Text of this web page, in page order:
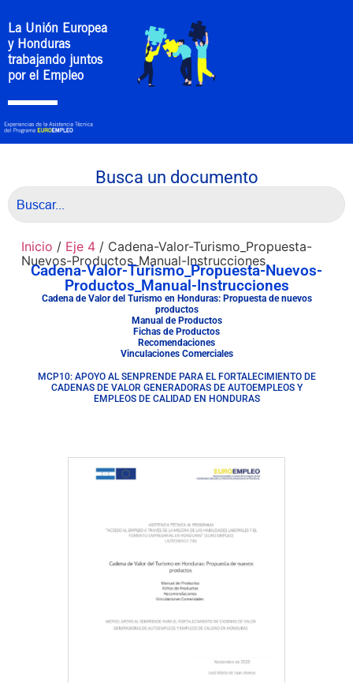
La Unión Europea
y Honduras
trabajando juntos
por el Empleo
Busca un documento
Inicio / Eje 4/ Cadena-Valor-Turismo_Propuesta-
Nuevos-Productos_Manual-Instrucciones
Cadena-Valor-Turismo_Propuesta-Nuevos-
Productos_Manual-Instrucciones
Cadena de Valor del Turismo en Honduras: Propuesta de nuevos
productos
Manual de Productos
Fichas de Productos
Recomendaciones
Vinculaciones Comerciales
MCP10: APOYO AL SENPRENDE PARA EL FORTALECIMIENTO DE
CADENAS DE VALOR GENERADORAS DE AUTOEMPLEOS Y
EMPLEOS DE CALIDAD EN HONDURAS
Descargar Documento